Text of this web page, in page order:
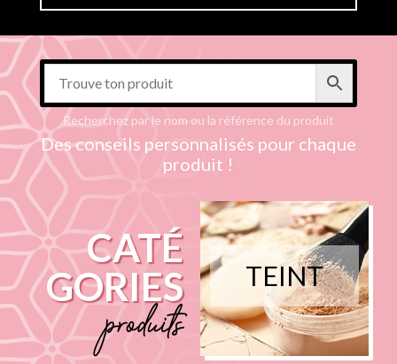
Recherchez par le nom ou la référence du produit
Des conseils personnalisés pour chaque
produit !
CATÉ
GORIES
produits
TEINT